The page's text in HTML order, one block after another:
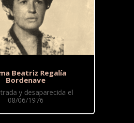
Beatriz Regalía
Bordenave
y desaparecida el
08/06/1976